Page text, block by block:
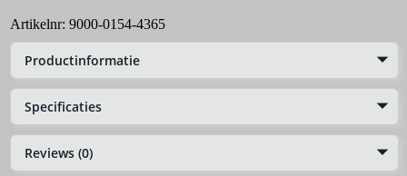
Artikelnr: 9000-0154-4365
Productinformatie
Specificaties
Reviews (0)